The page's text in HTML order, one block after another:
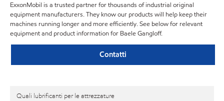
ExxonMobil is a trusted partner for thousands of industrial original
equipment manufacturers. They know our products will help keep their
machines running longer and more efficiently. See below for relevant
equipment and product information for Baele Gangloff.
Contatti
Quali lubrificanti per le attrezzature